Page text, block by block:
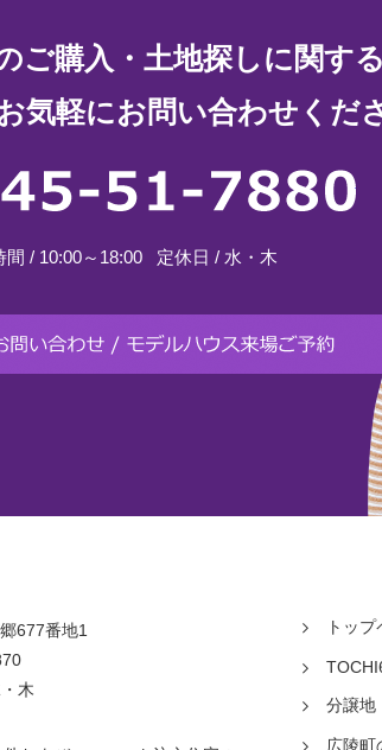
ご購入・土地探しに関す
気軽にお問い合わせくだ
間 / 10:00～18:00 定休日 / 水・木
677番地1
木
トッ
分譲地
広陵町